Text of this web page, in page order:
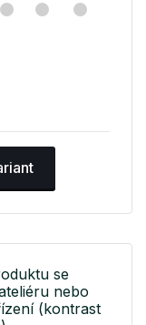
se
nebo
(kontrast